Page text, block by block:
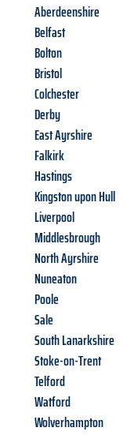
Aberdeenshire
Belfast
Bolton
Bristol
Colchester
Derby
East Ayrshire
Falkirk
Hastings
Kingston upon Hull
Liverpool
Middlesbrough
North Ayrshire
Nuneaton
Poole
Sale
South Lanarkshire
Stoke-on-Trent
Telford
Watford
Wolverhampton